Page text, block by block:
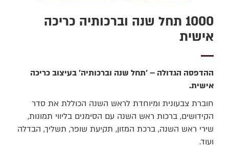
1000 תחל שנה וברכותיה כריכה
אישית
ההדפסה הגדולה – 'תחל שנה וברכותיה' בעיצוב כריכה
אישית.
חוברת צבעונית ומיוחדת לראש השנה הכוללת את סדר
הקידושים, ברכות ראש השנה עם הסימנים בליווי תמונות,
שירי ראש השנה, ברכת המזון, תקיעת שופר, תשליך, הבדלה
ועוד.